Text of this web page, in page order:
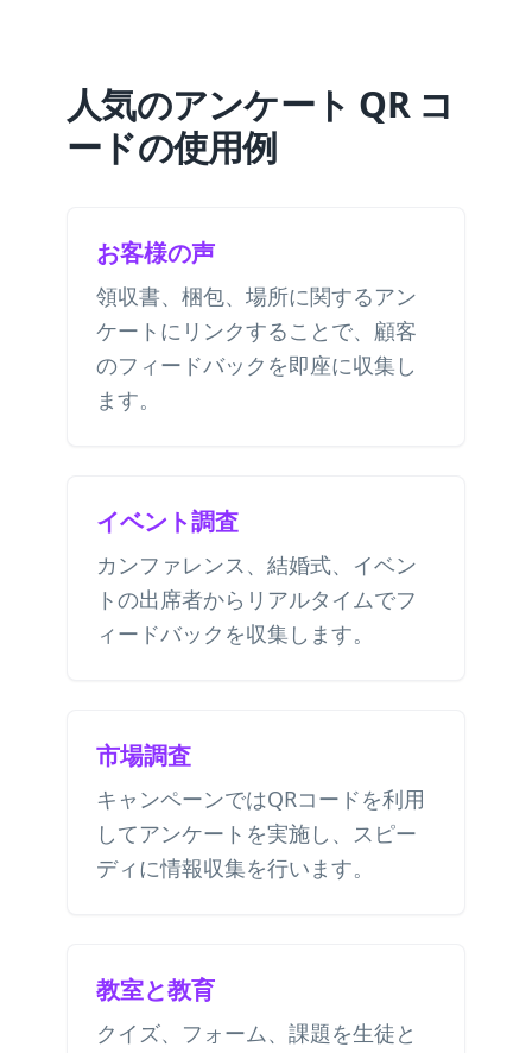
人気のアンケート QR コ
ードの使用例
お客様の声
領収書、梱包、場所に関するアン
ケートにリンクすることで、顧客
のフィードバックを即座に収集し
ます。
イベント調査
カンファレンス、結婚式、イベン
トの出席者からリアルタイムでフ
ィードバックを収集します。
市場調査
キャンペーンではQRコードを利用
してアンケートを実施し、スピー
ディに情報収集を行います。
教室と教育
クイズ、フォーム、課題を生徒と